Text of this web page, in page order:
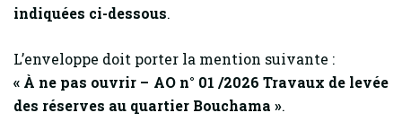
indiquées ci-dessous.
L’enveloppe doit porter la mention suivante :
« À ne pas ouvrir – AO n° 01 /2026 Travaux de levée
des réserves au quartier Bouchama ».